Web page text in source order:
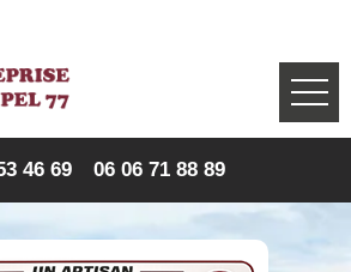
46 69 06 06 71 88 89